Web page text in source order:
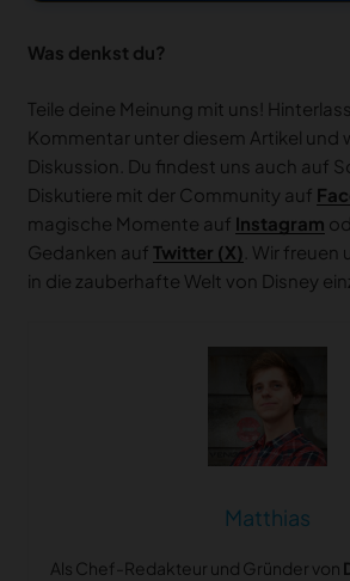
Was denkst du?
Teile deine Meinung mit uns!
Kommentar unter diesem Artikel und
Diskussion. Du findest uns auch auf
Diskutiere mit der Community auf
magische Momente auf Instagram
Gedanken auf Twitter (X) . Wir
in die zauberhafte Welt von Disney
Matthias
Als Chef-Redakteur und Gründer von